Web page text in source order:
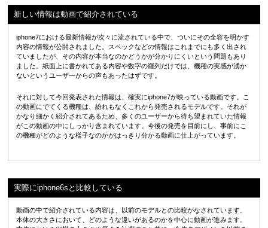
新しい情報は動画で紹介されている
iphone7における最新情報が次々に流されている中で、ついにその全容を明かす
内容の情報が公開されました。スペックなどの情報はこれまでにも多く出され
ていましたが、その内容が本当なのかどうかが分かりにくいという問題もあり
ました。紙面上に書かれてある内容や数字の羅列だけでは、機種の実感が湧か
ないというユーザーからの声もあったはずです。
それに対して今回発表された情報は、確実にiphone7が映っている動画です。こ
の動画にでてくる機種は、紛れもなくこれから発売されるモデルです。それが
かなり細かく紹介されてあるため、多くのユーザーから待ち望まれていた情報
がこの動画の中にしっかり含まれています。今後の発売を目前にし、事前にこ
の機種がどのような様子なのかがはっきり分かる動画に仕上がっています。
実際にiphone6sと比較している
動画の中で紹介されている内容は、以前のモデルとの比較がなされています。
本体の大きさにおいて、どのような違いがあるのかを中心に動画が進みます。